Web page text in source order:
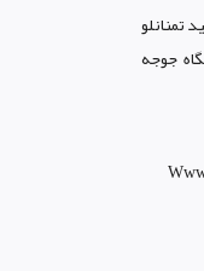
تمنانلو
جوجه